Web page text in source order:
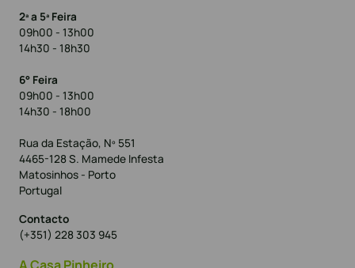
2ª a 5ª Feira
09h00 - 13h00
14h30 - 18h30
6° Feira
09h00 - 13h00
14h30 - 18h00
Rua da Estação, Nº 551
4465-128 S. Mamede Infesta
Matosinhos - Porto
Portugal
Contacto
(+351) 228 303 945
A Casa Pinheiro